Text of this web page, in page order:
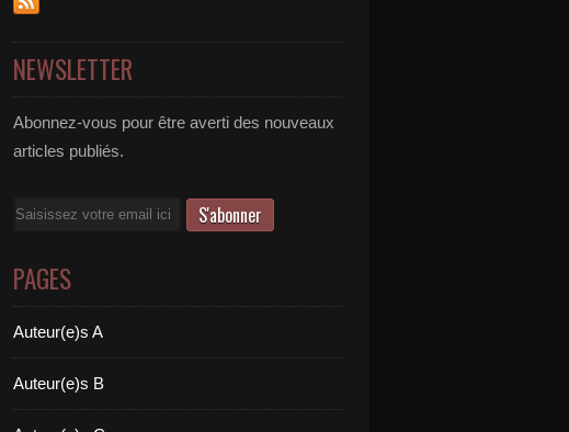
NEWSLETTER
Abonnez-vous pour être averti des nouveaux
articles publiés.
Email
PAGES
Auteur(e)s A
Auteur(e)s B